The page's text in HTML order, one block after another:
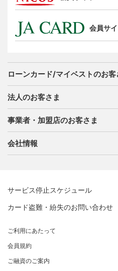
選べるお支払方法
カードローン・キャッシング
お客さまサポート
特典・サービス
選べるお支払方法
お客さまサポート
サイトマップ
会員サ
特典・サービス
選べるお支払方法
お客さまサポート
サイトマップ
ローンカード/マイベストのお客
ご利用・お支払い方法
ATMネットワーク
借入時残高スライドリボル
各種照会・お手続き
三菱UFJニコス ローンカード
法人のお客さま
三菱ＵＦＪカード会員の方
NICOSカード会員の方
プラチナ会員さま専用の特
Special Service
大規模企業のお客さまだけ
各種照会・お手続き
法人のお客さま サイトマップ
法人向けポータルサイト
事業者・加盟店のお客さま
お取り扱いいただけるカー
加盟店規約/その他ご注意事項
個人情報のお取り扱いに関す
[EC加盟店さまへ] 情報漏え
[EC加盟店さまへ] 不正ログ
サービス・ソリューション
よくあるご質問
事業者・加盟店のお客さま
会社情報
三菱UFJニコスについて
経営ビジョン・行動規範
企業姿勢・ポリシー
コンプライアンス
コーポレートガバナンスにつ
情報セキュリティの取り組み
サステナビリティへの取り組み
サステナビリティへの取り組
SDGsの達成に向けて
ニュースリリース
サービス停止スケジュール
カード盗難・紛失のお問い合わせ
ご利用にあたって
会員規約
ご融資のご案内